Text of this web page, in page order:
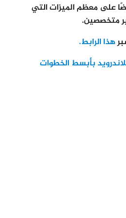
على معظم الميزات التي
متخصصين.
هذا الرابط.
بأبسط الخطوات